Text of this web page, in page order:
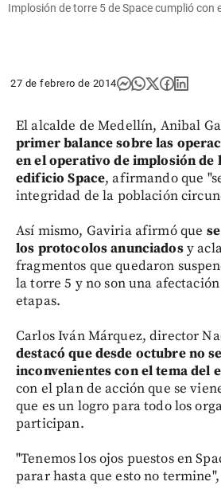
Implosión de torre 5 de Space cumplió con
27 de febrero de 2014
El alcalde de Medellín, Anibal
primer balance sobre las
en el operativo de implosión de
edificio Space, afirmando que
integridad de la población
Así mismo, Gaviria afirmó que
los protocolos anunciadosy
fragmentos que quedaron
la torre 5 y no son una
etapas.
Carlos Iván Márquez, director
destacó que desde octubre no
inconvenientes con el tema del
con el plan de acción que se
que es un logro para todo los
participan.
"Tenemos los ojos puestos en
parar hasta que esto no